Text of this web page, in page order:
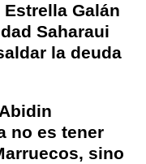
Estrella Galán
Saharaui
la deuda
no es tener
sino